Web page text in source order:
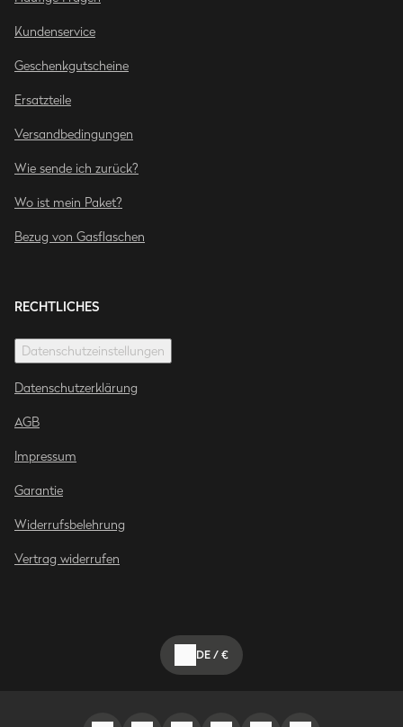
Kundenservice
Geschenkgutscheine
Ersatzteile
Versandbedingungen
Wie sende ich zurück?
Wo ist mein Paket?
Bezug von Gasflaschen
RECHTLICHES
Datenschutzeinstellungen
Datenschutzerklärung
AGB
Impressum
Garantie
Widerrufsbelehrung
Vertrag widerrufen
DE/€